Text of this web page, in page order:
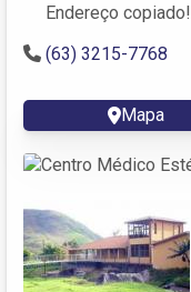
Endereço copiado!
(63) 3215-7768
Mapa